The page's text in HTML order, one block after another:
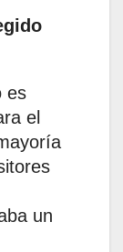
es
el
un